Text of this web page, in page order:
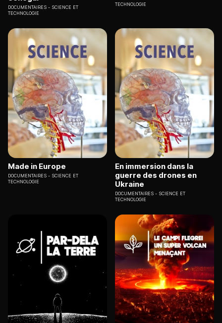
DOCUMENTAIRES
SCIENCE ET
TECHNOLOGIE
TECHNOLOGIE
Made in Europe
DOCUMENTAIRES
SCIENCE ET
TECHNOLOGIE
En immersion dans la
guerre des drones en
Ukraine
DOCUMENTAIRES
SCIENCE ET
TECHNOLOGIE